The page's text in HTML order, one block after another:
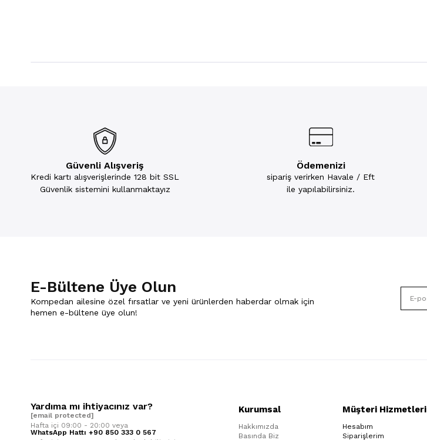
Güvenli Alışveriş
Kredi kartı alışverişlerinde 128 bit SSL
Güvenlik sistemini kullanmaktayız
Ödemenizi
sipariş verirken Havale / Eft
ile yapılabilirsiniz.
E-Bültene Üye Olun
Kompedan ailesine özel fırsatlar ve yeni ürünlerden haberdar olmak için
hemen e-bültene üye olun!
Yardıma mı ihtiyacınız var?
[email protected]
Hafta içi 09:00 - 20:00 veya
WhatsApp Hattı +90 850 333 0 567
Kurumsal
Hakkımızda
Basında Biz
Müşteri Hizmetleri
Hesabım
Siparişlerim